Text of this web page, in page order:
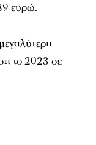
ευρώ.
το 2023 σε